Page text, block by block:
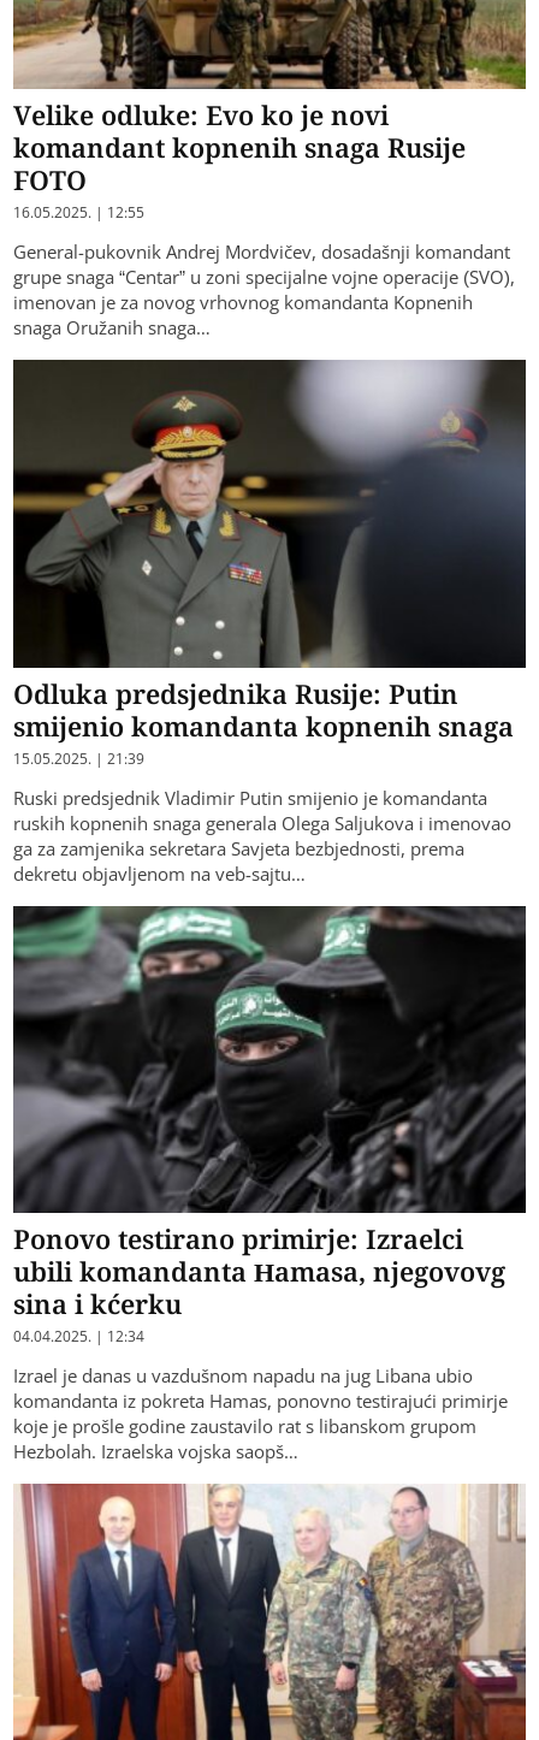
Velike odluke: Еvo ko je novi
komandant kopnenih snaga Rusije
FOTO
16.05.2025. | 12:55
General-pukovnik Andrej Mordvičev, dosadašnji komandant
grupe snaga “Centar” u zoni specijalne vojne operacije (SVO),
imenovan je za novog vrhovnog komandanta Kopnenih
snaga Oružanih snaga…
Odluka predsjednika Rusije: Putin
smijenio komandanta kopnenih snaga
15.05.2025. | 21:39
Ruski predsjednik Vladimir Putin smijenio je komandanta
ruskih kopnenih snaga generala Olega Saljukova i imenovao
ga za zamjenika sekretara Savjeta bezbjednosti, prema
dekretu objavljenom na veb-sajtu…
Ponovo testirano primirje: Izraelci
ubili komandanta Hamasa, njegovovg
sina i kćerku
04.04.2025. | 12:34
Izrael je danas u vazdušnom napadu na jug Libana ubio
komandanta iz pokreta Hamas, ponovno testirajući primirje
koje je prošle godine zaustavilo rat s libanskom grupom
Hezbolah. Izraelska vojska saopš…